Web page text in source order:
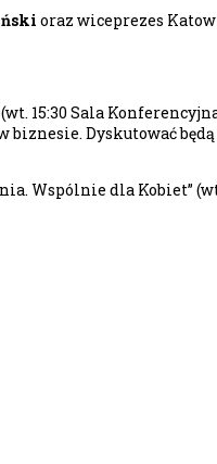
oraz wiceprezes
15:30 Sala
Dyskutować
Wspólnie dla Kobiet”